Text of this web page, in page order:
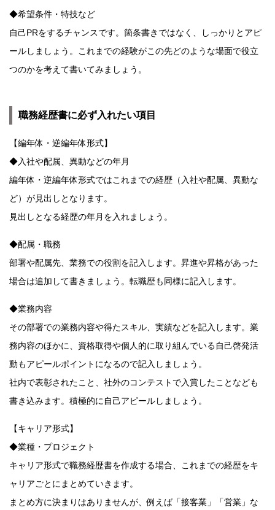
◆希望条件・特技など
自己PRをするチャンスです。箇条書きではなく、しっかりとアピ
ールしましょう。これまでの経験がこの先どのような場面で役立
つのかを考えて書いてみましょう。
職務経歴書に必ず入れたい項目
【編年体・逆編年体形式】
◆入社や配属、異動などの年月
編年体・逆編年体形式ではこれまでの経歴（入社や配属、異動な
ど）が見出しとなります。
見出しとなる経歴の年月を入れましょう。
◆配属・職務
部署や配属先、業務での役割を記入します。昇進や昇格があった
場合は追加して書きましょう。転職歴も同様に記入します。
◆業務内容
その部署での業務内容や得たスキル、実績などを記入します。業
務内容のほかに、資格取得や個人的に取り組んでいる自己啓発活
動もアピールポイントになるので記入しましょう。
社内で表彰されたこと、社外のコンテストで入賞したことなども
書き込みます。積極的に自己アピールしましょう。
【キャリア形式】
◆業種・プロジェクト
キャリア形式で職務経歴書を作成する場合、これまでの経歴をキ
ャリアごとにまとめていきます。
まとめ方に決まりはありませんが、例えば「接客業」「営業」な